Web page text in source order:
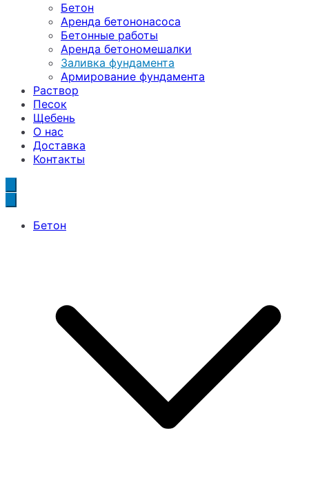
Бетон
Аренда бетононасоса
Бетонные работы
Аренда бетономешалки
Заливка фундамента
Армирование фундамента
Раствор
Песок
Щебень
О нас
Доставка
Контакты
Бетон